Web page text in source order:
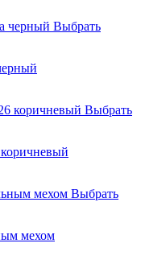
Выбрать
Выбрать
Выбрать
мехом